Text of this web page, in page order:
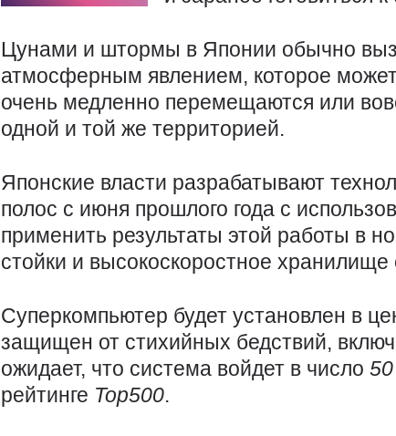
Цунами и штормы в Японии обычно
атмосферным явлением, которое
очень медленно перемещаются или
одной и той же территорией.
Японские власти разрабатывают
полос с июня прошлого года с
применить результаты этой работы в
стойки и высокоскоростное
Суперкомпьютер будет установлен в
защищен от стихийных бедствий,
ожидает, что система войдет в число 50
рейтинге Top500.